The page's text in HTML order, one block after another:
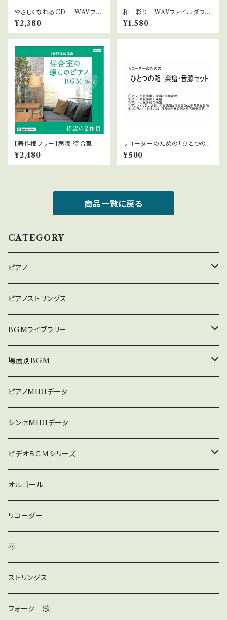
やさしくなれるCD WAVファ
イルダウンロード版 中北利男
¥2,380
和 彩り WAVファイルダウン
ロード版 中北利男
¥1,580
【著作権フリー】病院 待合室の
癒しピアノBGMシリーズ No2
1時間ノンストップCD 自律神経
にやさしい音楽 jasrac申請不
¥2,480
リコーダーのための「ひとつの
箱」楽譜・伴奏音源セット
¥500
商品一覧に戻る
CATEGORY
ピアノ
癒しのピアノ
中北利男 夢シリーズ
５０８曲シリーズ
３６０曲シリーズ
ピアノストリングス
BGMライブラリー
オルゴール
場面別BGM
悲しい
暗い
普通
ピアノMIDIデータ
シンセMIDIデータ
ビデオＢＧＭシリーズ
ロック
ラテン
ダンス
和風
京都
ストリングス
オルゴール
リコーダー
琴
ストリングス
フォーク 歌